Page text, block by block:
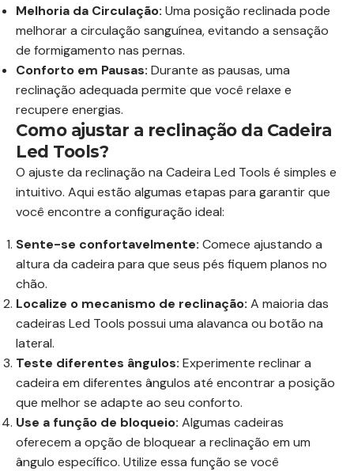
Melhoria da Circulação: Uma posição reclinada pode
melhorar a circulação sanguínea, evitando a sensação
de formigamento nas pernas.
Conforto em Pausas: Durante as pausas, uma
reclinação adequada permite que você relaxe e
recupere energias.
Como ajustar a reclinação da Cadeira
Led Tools?
O ajuste da reclinação na Cadeira Led Tools é simples e
intuitivo. Aqui estão algumas etapas para garantir que
você encontre a configuração ideal:
Sente-se confortavelmente: Comece ajustando a
altura da cadeira para que seus pés fiquem planos no
chão.
Localize o mecanismo de reclinação: A maioria das
cadeiras Led Tools possui uma alavanca ou botão na
lateral.
Teste diferentes ângulos: Experimente reclinar a
cadeira em diferentes ângulos até encontrar a posição
que melhor se adapte ao seu conforto.
Use a função de bloqueio: Algumas cadeiras
oferecem a opção de bloquear a reclinação em um
ângulo específico. Utilize essa função se você